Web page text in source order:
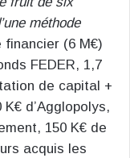
méthode
(6 M€)
FEDER, 1,7
de capital +
d’Agglopolys,
150 K€ de
acquis les